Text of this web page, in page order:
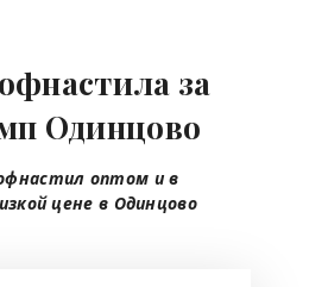
за
Одинцово
оптом и в
цене в Одинцово